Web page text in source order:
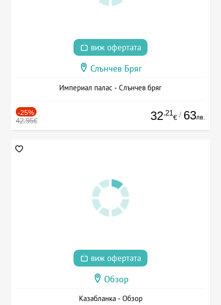
виж офертата
Слънчев Бряг
Империал палас - Слънчев бряг
-25%
42.95€ 32.21
€ / 63лв.
виж офертата
Обзор
Казабланка - Обзор